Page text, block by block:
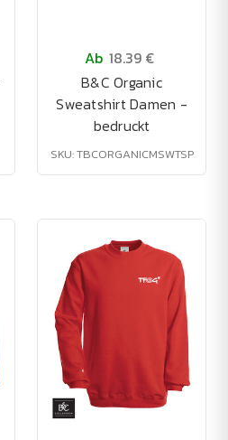
Ab 18.39 €
B&C Organic
Sweatshirt Damen -
bedruckt
SKU: TBCORGANICMSWTSP